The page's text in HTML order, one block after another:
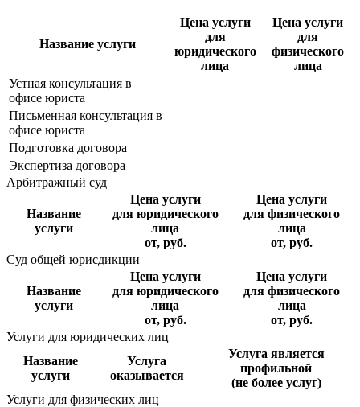
Название услуги
Цена услуги
для
юридического
лица
Цена услуги
для
физического
лица
Устная консультация в
офисе юриста
Письменная консультация в
офисе юриста
Подготовка договора
Экспертиза договора
Арбитражный суд
Название
услуги
Цена услуги
для юридического
лица
от, руб.
Цена услуги
для физического
лица
от, руб.
Суд общей юрисдикции
Название
услуги
Цена услуги
для юридического
лица
от, руб.
Цена услуги
для физического
лица
от, руб.
Услуги для юридических лиц
Название
услуги
Услуга
оказывается
Услуга является
профильной
(не более услуг)
Услуги для физических лиц